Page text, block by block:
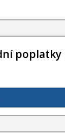
poplatky